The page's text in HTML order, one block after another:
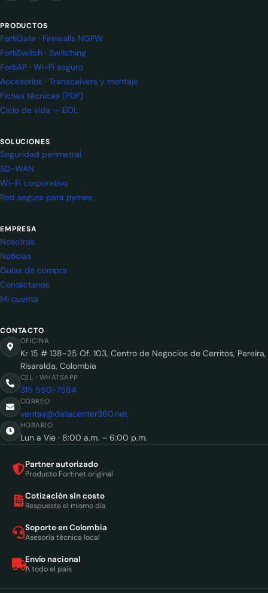
PRODUCTOS
FortiGate · Firewalls NGFW
FortiSwitch · Switching
FortiAP · Wi-Fi seguro
Accesorios · Transceivers y montaje
Fichas técnicas (PDF)
Ciclo de vida — EOL
SOLUCIONES
Seguridad perimetral
SD-WAN
Wi-Fi corporativo
Red segura para pymes
EMPRESA
Nosotros
Noticias
Guías de compra
Contáctanos
Mi cuenta
CONTACTO
OFICINA
Kr 15 # 138-25 Of. 103, Centro de Negocios de Cerritos, Pereira,
Risaralda, Colombia
CEL · WHATSAPP
315 550-7584
CORREO
ventas@datacenter360.net
HORARIO
Lun a Vie · 8:00 a.m. – 6:00 p.m.
Partner autorizado
Producto Fortinet original
Cotización sin costo
Respuesta el mismo día
Soporte en Colombia
Asesoría técnica local
Envío nacional
A todo el país